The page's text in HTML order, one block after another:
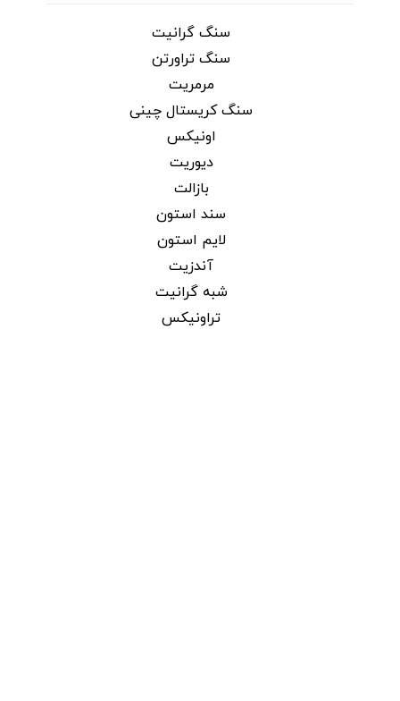
سنگ گرانیت
سنگ تراورتن
مرمریت
سنگ کریستال چینی
اونیکس
دیوریت
بازالت
سند استون
لایم استون
آندزیت
شبه گرانیت
تراونیکس